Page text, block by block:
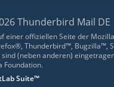
Thunderbird Mail DE
einer offiziellen Seite der
Thunderbird™, Bugzilla™,
(neben anderen)
Foundation.
Suite™